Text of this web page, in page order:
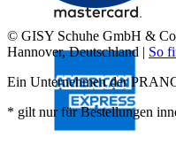
© GISY Schuhe GmbH &
Hannover, Deutschland | So
Ein Unternehmen der
* gilt nur für Bestellungen